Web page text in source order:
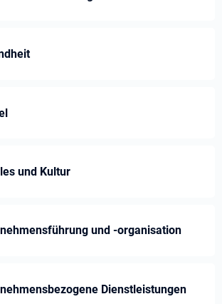
und Kultur
und -⁠organisation
Dienst­leistungen